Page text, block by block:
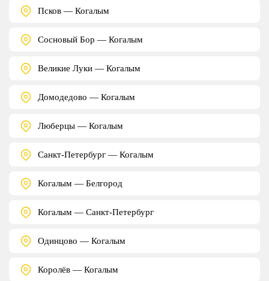
Псков — Когалым
Сосновый Бор — Когалым
Великие Луки — Когалым
Домодедово — Когалым
Люберцы — Когалым
Санкт-Петербург — Когалым
Когалым — Белгород
Когалым — Санкт-Петербург
Одинцово — Когалым
Королёв — Когалым